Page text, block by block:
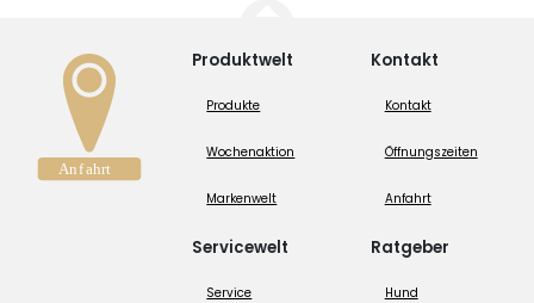
Produktwelt
Produkte
Wochenaktion
Markenwelt
Servicewelt
Service
Kontakt
Kontakt
Öffnungszeiten
Anfahrt
Ratgeber
Hund